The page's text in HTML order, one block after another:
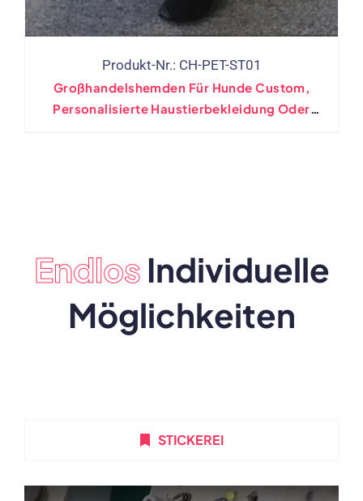
Produkt-Nr.: CH-PET-ST01
Großhandelshemden Für Hunde Custom,
Personalisierte Haustierbekleidung Oder
EndlosIndividuelle
Möglichkeiten
STICKEREI